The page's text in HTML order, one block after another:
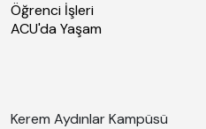
Öğrenci İşleri
ACU'da Yaşam
Kerem Aydınlar Kampüsü